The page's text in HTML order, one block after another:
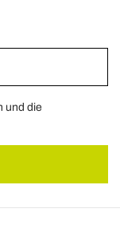
und die